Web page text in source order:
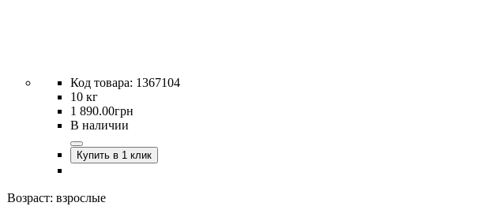
1367104
10 кг
1 890.00грн
В наличии
Купить в 1 клик
Возраст: взрослые